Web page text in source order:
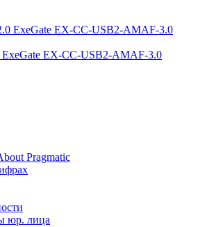
ExeGate EX-CC-USB2-AMAF-3.0
Pragmatic
юр. лица